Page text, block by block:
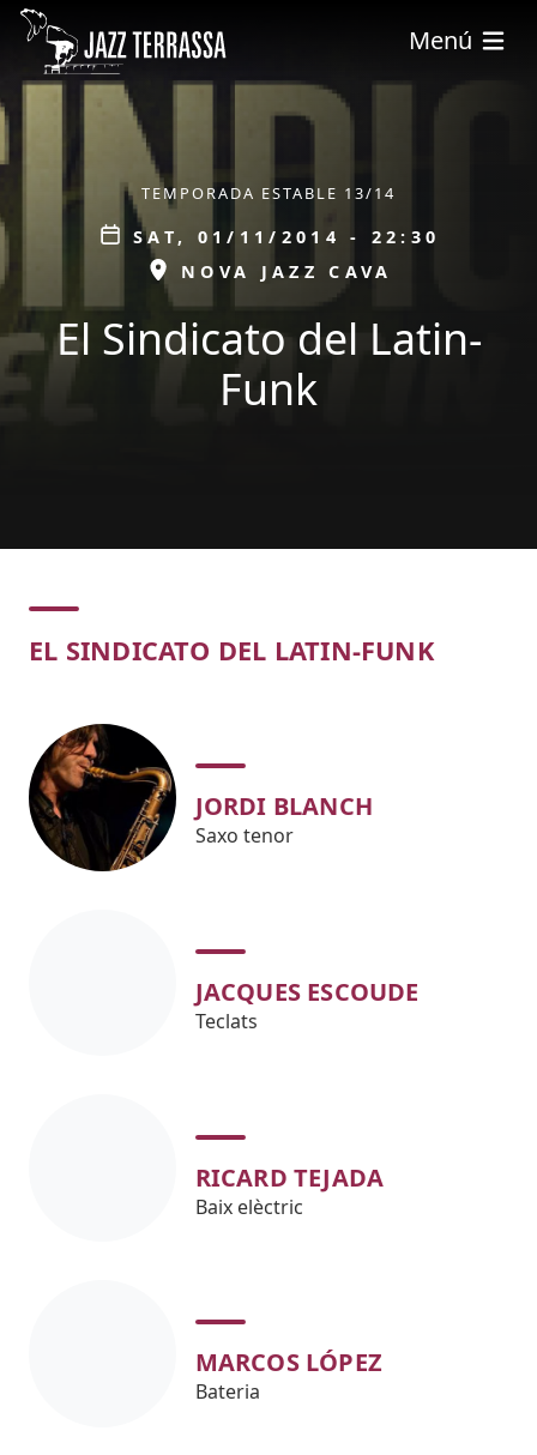
Skip to main content
Menú
ÀMBIT TEMPORADA ESTABLE 13/14
Data
SAT, 01/11/2014 - 22:30
ESPAI
NOVA JAZZ CAVA
El Sindicato del Latin-
Funk
Concert
EL SINDICATO DEL LATIN-FUNK
JORDI BLANCH
Saxo tenor
JACQUES ESCOUDE
Teclats
RICARD TEJADA
Baix elèctric
MARCOS LÓPEZ
Bateria